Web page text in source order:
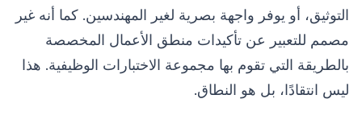
التوثيق، أو يوفر واجهة بصرية لغير المهندسين. كما أنه غير
مصمم للتعبير عن تأكيدات منطق الأعمال المخصصة
بالطريقة التي تقوم بها مجموعة الاختبارات الوظيفية. هذا
ليس انتقادًا، بل هو النطاق.